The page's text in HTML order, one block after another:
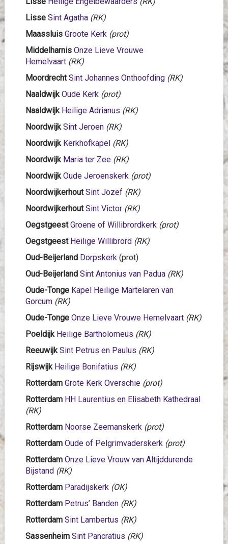
Lisse Sint Agatha (RK)
Maassluis Groote Kerk (prot)
Middelharnis Onze Lieve Vrouwe
Hemelvaart (RK)
Moordrecht Sint Johannes Onthoofding(RK)
Naaldwijk Oude Kerk (prot)
Naaldwijk Heilige Adrianus (RK)
Noordwijk Sint Jeroen (RK)
Noordwijk Kerkhofkapel (RK)
Noordwijk Maria ter Zee (RK)
Noordwijk Oude Jeroenskerk (prot)
Noordwijkerhout Sint Jozef (RK)
Noordwijkerhout Sint Victor (RK)
Oegstgeest Groene of Willibrordkerk (prot)
Oegstgeest Heilige Willibrord(RK)
Oud-Beijerland Dorpskerk(prot)
Oud-Beijerland Sint Antonius van Padua (RK)
Oude-Tonge Kapel Heilige Martelaren van
Gorcum (RK)
Oude-Tonge Onze Lieve Vrouwe Hemelvaart (RK)
Poeldijk Heilige Bartholomeüs (RK)
Reeuwijk Sint Petrus en Paulus (RK)
Rijswijk Heilige Bonifatius (RK)
Rotterdam Grote Kerk Overschie (prot)
Rotterdam HH Laurentius en Elisabeth Kathedraal
(RK)
Rotterdam Noorse Zeemanskerk (prot)
RotterdamOude of Pelgrimvaderskerk (prot)
Rotterdam Onze Lieve Vrouw van Altijddurende
Bijstand(RK)
Rotterdam Paradijskerk (OK)
Rotterdam Petrus’ Banden(RK)
Rotterdam Sint Lambertus (RK)
Sassenheim Sint Pancratius (RK)